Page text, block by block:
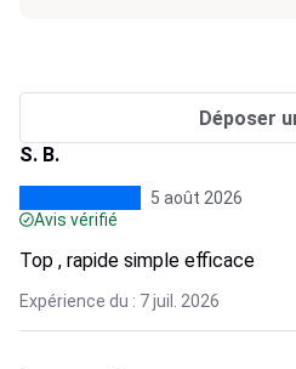
Déposer
S. B.
5 août 2026
Avis vérifié
Top , rapide simple efficace
Expérience du : 7 juil. 2026